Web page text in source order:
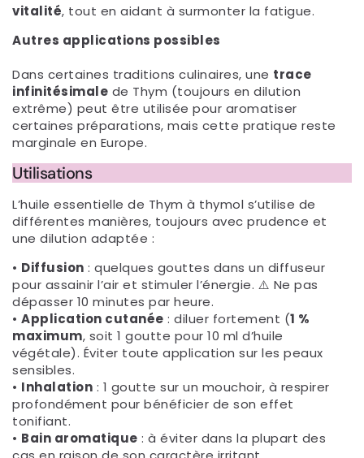
vitalité, tout en aidant à surmonter la fatigue.
Autres applications possibles
Dans certaines traditions culinaires, une trace
infinitésimale de Thym (toujours en dilution
extrême) peut être utilisée pour aromatiser
certaines préparations, mais cette pratique reste
marginale en Europe.
Utilisations
L’huile essentielle de Thym à thymol s’utilise de
différentes manières, toujours avec prudence et
une dilution adaptée :
• Diffusion : quelques gouttes dans un diffuseur
pour assainir l’air et stimuler l’énergie. ⚠️ Ne pas
dépasser 10 minutes par heure.
• Application cutanée : diluer fortement (1 %
maximum, soit 1 goutte pour 10 ml d’huile
végétale). Éviter toute application sur les peaux
sensibles.
• Inhalation : 1 goutte sur un mouchoir, à respirer
profondément pour bénéficier de son effet
tonifiant.
• Bain aromatique : à éviter dans la plupart des